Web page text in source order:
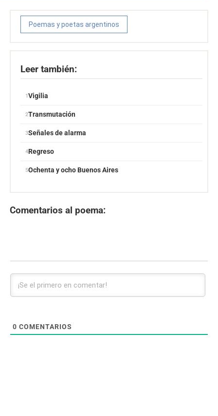
Poemas y poetas argentinos
Leer también:
Vigilia
Transmutación
Señales de alarma
Regreso
Ochenta y ocho Buenos Aires
Comentarios al poema:
0 COMENTARIOS